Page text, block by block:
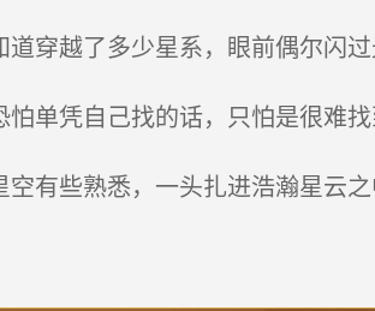
穿越了多少星系，眼前偶尔闪
单凭自己找的话，只怕是很难找
有些熟悉，一头扎进浩瀚星云